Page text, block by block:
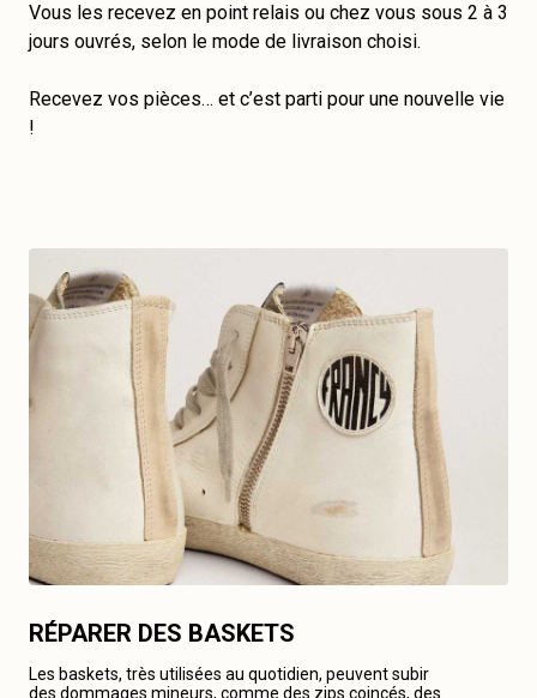
Vous les recevez en point relais ou chez vous sous 2 à 3
jours ouvrés, selon le mode de livraison choisi.
Recevez vos pièces… et c’est parti pour une nouvelle vie
!
RÉPARER DES BASKETS
Les baskets, très utilisées au quotidien, peuvent subir
des dommages mineurs, comme des zips coincés, des